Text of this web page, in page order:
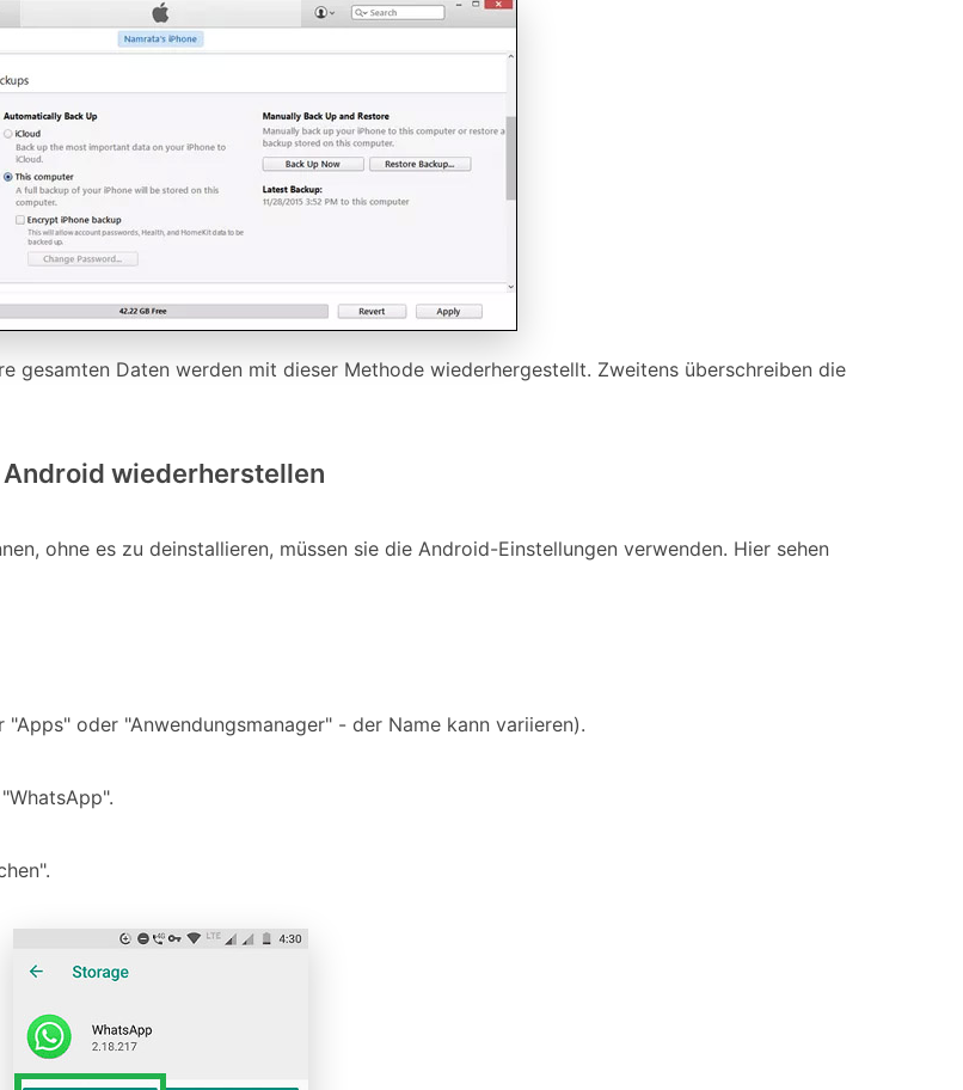
gesamten Daten werden mit dieser Methode wiederhergestellt. Zweitens überschreiben die
wiederherstellen
ohne es zu deinstallieren, müssen sie die Android-Einstellungen verwenden. Hier sehen
oder "Anwendungsmanager" - der Name kann variieren).